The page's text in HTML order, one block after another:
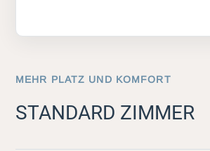
MEHR PLATZ UND KOMFORT
STANDARD ZIMMER